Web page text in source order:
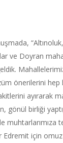
ve Doyran
önerilerini hep
ayırarak
gönül birliği
muhtarlarımıza
Edremit için